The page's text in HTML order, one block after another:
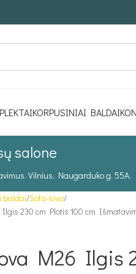
KORPUSINIAI BALDAI
salone
Vilnius, Naugarduko g. 55A.
baldai Sofa-lova
230 cm Plotis 100 cm
M26 Ilgis